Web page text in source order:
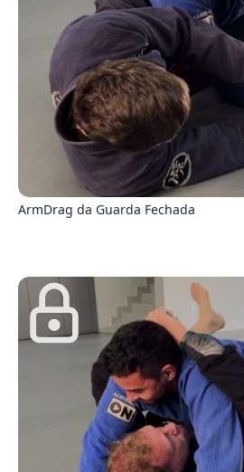
ArmDrag da Guarda Fechada